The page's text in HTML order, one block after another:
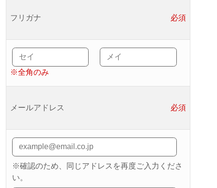
フリガナ 必須
※全角のみ
メールアドレス 必須
※確認のため、同じアドレスを再度ご入力くださ
い。